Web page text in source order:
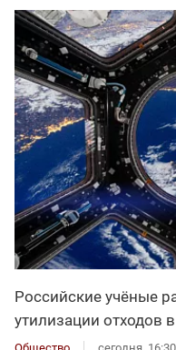
Российские учёные
утилизации отходов